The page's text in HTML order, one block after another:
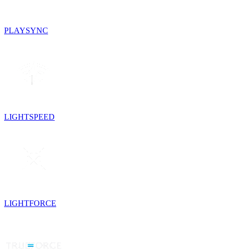
PLAYSYNC
LIGHTSPEED
LIGHTFORCE